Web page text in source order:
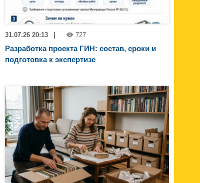
31.07.26 20:13 727
Разработка проекта ГИН: состав, сроки и
подготовка к экспертизе